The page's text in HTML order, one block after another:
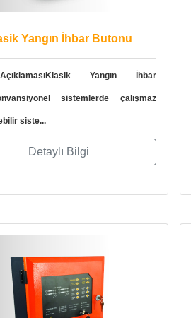
Yangın İhbar Butonu
Yangın İhbar
sistemlerde çalışmaz
siste...
Detaylı Bilgi